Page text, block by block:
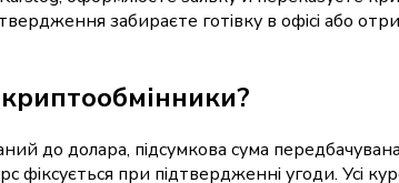
забираєте готівку в офісі або
до долара, підсумкова сума
фіксується при підтвердженні угоди. Усі